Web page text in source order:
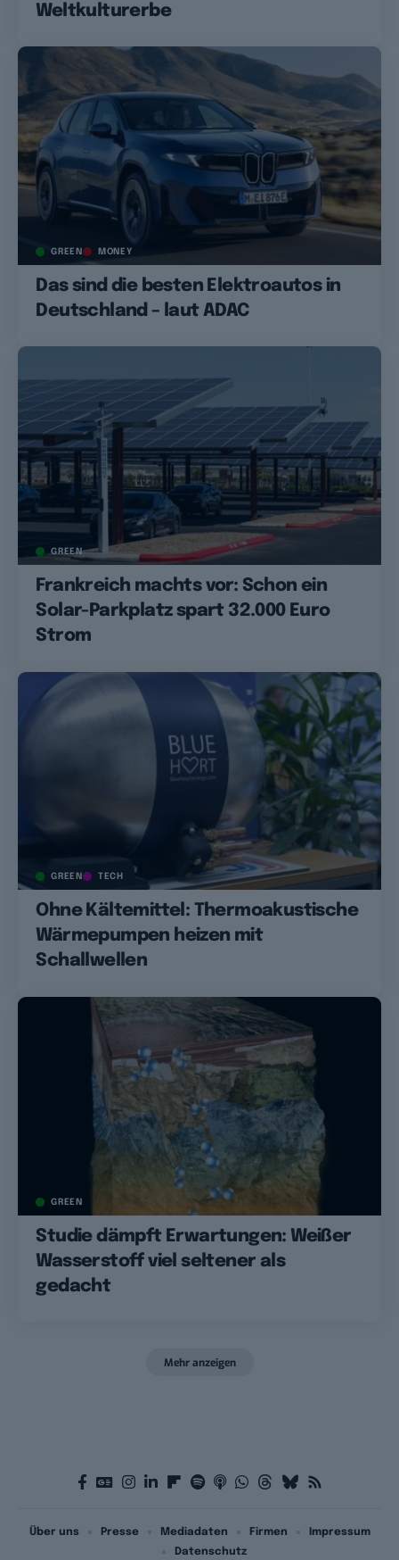
Weltkulturerbe
GREEN MONEY
Das sind die besten Elektroautos in
Deutschland – laut ADAC
GREEN
Frankreich machts vor: Schon ein
Solar-Parkplatz spart 32.000 Euro
Strom
GREEN TECH
Ohne Kältemittel: Thermoakustische
Wärmepumpen heizen mit
Schallwellen
GREEN
Studie dämpft Erwartungen: Weißer
Wasserstoff viel seltener als
gedacht
Mehr anzeigen
Über uns Presse Mediadaten Firmen
Impressum
Datenschutz